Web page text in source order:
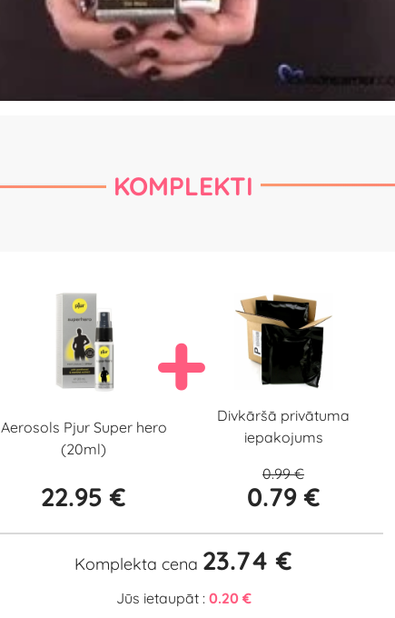
KOMPLEKTI
Aerosols Pjur Super hero
(20ml)
22.95 €
Divkāršā privātuma
iepakojums
0.99 €
0.79 €
Komplekta cena 23.74 €
Jūs ietaupāt : 0.20 €